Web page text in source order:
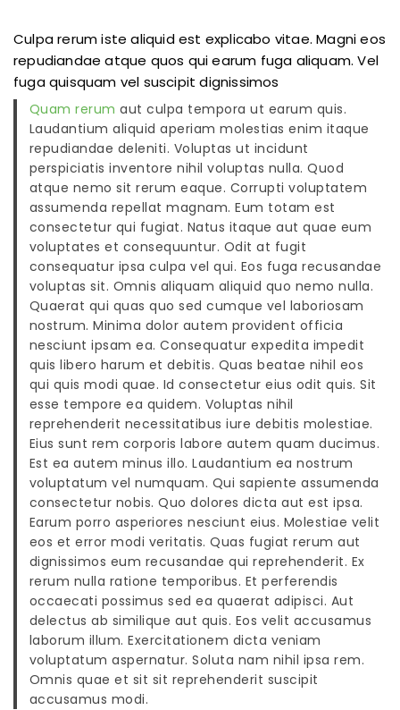
Culpa rerum iste aliquid est explicabo vitae. Magni eos
repudiandae atque quos qui earum fuga aliquam. Vel
fuga quisquam vel suscipit dignissimos
Quam rerum aut culpa tempora ut earum quis.
Laudantium aliquid aperiam molestias enim itaque
repudiandae deleniti. Voluptas ut incidunt
perspiciatis inventore nihil voluptas nulla. Quod
atque nemo sit rerum eaque. Corrupti voluptatem
assumenda repellat magnam. Eum totam est
consectetur qui fugiat. Natus itaque aut quae eum
voluptates et consequuntur. Odit at fugit
consequatur ipsa culpa vel qui. Eos fuga recusandae
voluptas sit. Omnis aliquam aliquid quo nemo nulla.
Quaerat qui quas quo sed cumque vel laboriosam
nostrum. Minima dolor autem provident officia
nesciunt ipsam ea. Consequatur expedita impedit
quis libero harum et debitis. Quas beatae nihil eos
qui quis modi quae. Id consectetur eius odit quis. Sit
esse tempore ea quidem. Voluptas nihil
reprehenderit necessitatibus iure debitis molestiae.
Eius sunt rem corporis labore autem quam ducimus.
Est ea autem minus illo. Laudantium ea nostrum
voluptatum vel numquam. Qui sapiente assumenda
consectetur nobis. Quo dolores dicta aut est ipsa.
Earum porro asperiores nesciunt eius. Molestiae velit
eos et error modi veritatis. Quas fugiat rerum aut
dignissimos eum recusandae qui reprehenderit. Ex
rerum nulla ratione temporibus. Et perferendis
occaecati possimus sed ea quaerat adipisci. Aut
delectus ab similique aut quis. Eos velit accusamus
laborum illum. Exercitationem dicta veniam
voluptatum aspernatur. Soluta nam nihil ipsa rem.
Omnis quae et sit sit reprehenderit suscipit
accusamus modi.